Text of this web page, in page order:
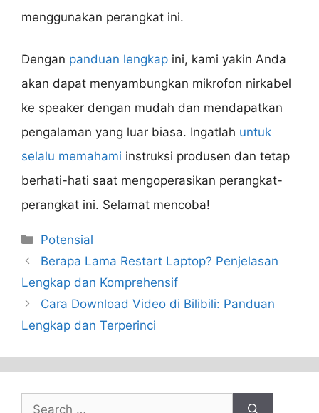
menggunakan perangkat ini.
Dengan panduan lengkap ini, kami yakin Anda
akan dapat menyambungkan mikrofon nirkabel
ke speaker dengan mudah dan mendapatkan
pengalaman yang luar biasa. Ingatlah untuk
selalu memahami instruksi produsen dan tetap
berhati-hati saat mengoperasikan perangkat-
perangkat ini. Selamat mencoba!
Categories
Potensial
Berapa Lama Restart Laptop? Penjelasan
Lengkap dan Komprehensif
Cara Download Video di Bilibili: Panduan
Lengkap dan Terperinci
Search